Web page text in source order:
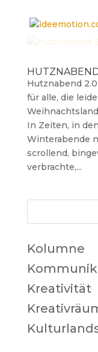
Hutznabend
für alle, die
In Zeiten, in
Winterabende
scrollend,
verbrachte,...
Kolumne
Kreativität